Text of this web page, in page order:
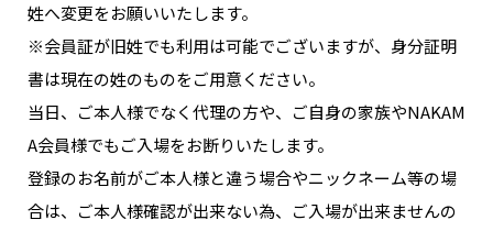
姓へ変更をお願いいたします。
※会員証が旧姓でも利用は可能でございますが、身分証明
書は現在の姓のものをご用意ください。
当日、ご本人様でなく代理の方や、ご自身の家族やNAKAM
A会員様でもご入場をお断りいたします。
登録のお名前がご本人様と違う場合やニックネーム等の場
合は、ご本人様確認が出来ない為、ご入場が出来ませんの